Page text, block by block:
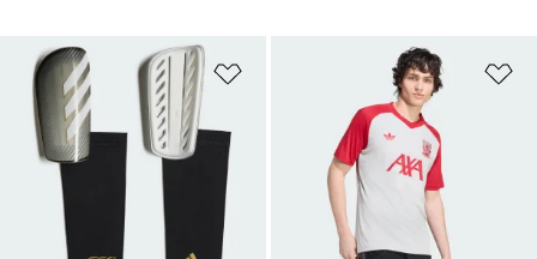
Přidat do seznamu přání